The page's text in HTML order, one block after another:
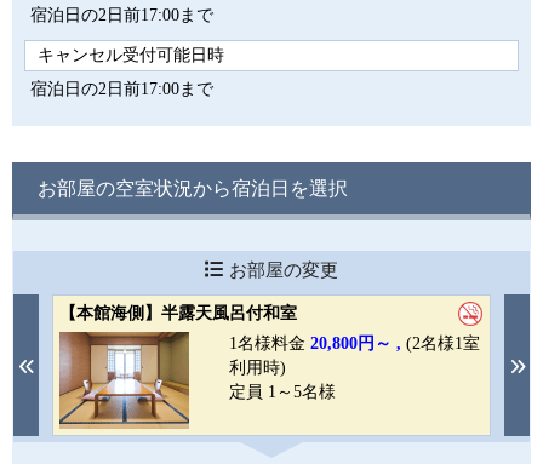
宿泊日の2日前17:00まで
キャンセル受付可能日時
宿泊日の2日前17:00まで
お部屋の空室状況から宿泊日を選択
お部屋の変更
Previous
【本館海側】半露天風呂付和室
1名様料金 20,800円～ , (2名様1室
利用時)
定員 1～5名様